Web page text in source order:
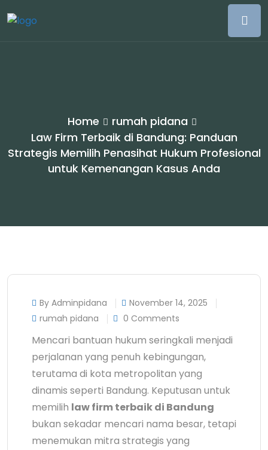
Home
rumah pidana
Law Firm Terbaik di Bandung: Panduan
Strategis Memilih Penasihat Hukum Profesional
untuk Kemenangan Kasus Anda
By Adminpidana
November 14, 2025
rumah pidana
0 Comments
Mencari bantuan hukum seringkali menjadi
perjalanan yang penuh kebingungan,
terutama di kota metropolitan yang
dinamis seperti Bandung. Keputusan untuk
memilih law firm terbaik di Bandung
bukan sekadar mencari nama besar, tetapi
menemukan mitra strategis yang